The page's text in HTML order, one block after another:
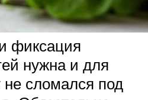
фиксация
нужна и для
не сломался под